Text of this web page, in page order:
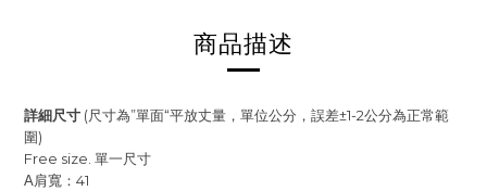
商品描述
詳細尺寸 (尺寸為”單面“平放丈量，單位公分，誤差±1-2公分為正常範
圍)
Free size. 單一尺寸
A肩寬：41